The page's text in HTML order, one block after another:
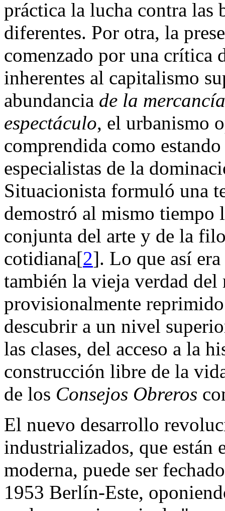
práctica la lucha contra las
diferentes. Por otra, la
comenzado por una crítica
inherentes al capitalismo
abundancia de la mercancía
espectáculo, el urbanismo
comprendida como
especialistas de la
Situacionista formuló una
demostró al mismo tiempo
conjunta del arte y de la
cotidiana[2]. Lo que así
también la vieja verdad
provisionalmente
descubrir a un nivel
las clases, del acceso a la
construcción libre de la
de los Consejos Obreros
El nuevo desarrollo
industrializados, que están
moderna, puede ser
1953 Berlín-Este,